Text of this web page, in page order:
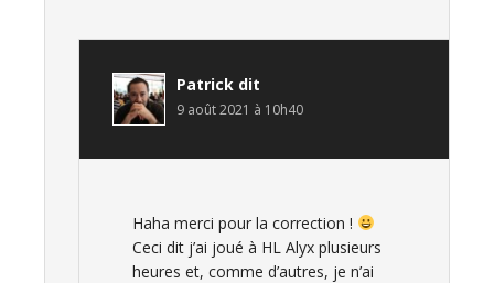
Patrick dit
9 août 2021 à 10h40
Haha merci pour la correction !
Ceci dit j’ai joué à HL Alyx plusieurs
heures et, comme d’autres, je n’ai